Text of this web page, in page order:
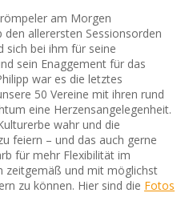
am Morgen
allerersten Sessionsorden
sich bei ihm für seine
sein Enaggement für das
war es die letztes
50 Vereine mit ihren rund
eine Herzensangelegenheit.
wahr und die
feiern – und das auch gerne
für mehr Flexibilität im
zeitgemäß und mit möglichst
zu können. Hier sind die Fotos